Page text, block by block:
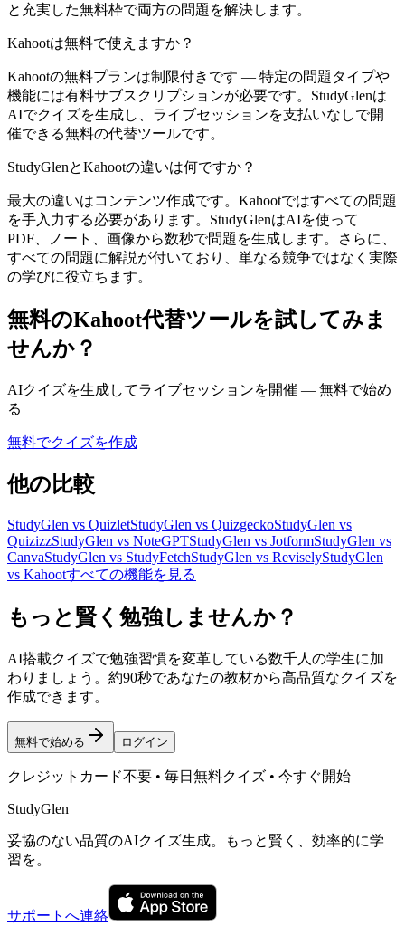
と充実した無料枠で両方の問題を解決します。
Kahootは無料で使えますか？
Kahootの無料プランは制限付きです — 特定の問題タイプや
機能には有料サブスクリプションが必要です。StudyGlenは
AIでクイズを生成し、ライブセッションを支払いなしで開
催できる無料の代替ツールです。
StudyGlenとKahootの違いは何ですか？
最大の違いはコンテンツ作成です。Kahootではすべての問題
を手入力する必要があります。StudyGlenはAIを使って
PDF、ノート、画像から数秒で問題を生成します。さらに、
すべての問題に解説が付いており、単なる競争ではなく実際
の学びに役立ちます。
無料のKahoot代替ツールを試してみま
せんか？
AIクイズを生成してライブセッションを開催 — 無料で始め
る
無料でクイズを作成
他の比較
StudyGlen vs QuizletStudyGlen vs QuizgeckoStudyGlen vs
QuizizzStudyGlen vs NoteGPTStudyGlen vs JotformStudyGlen vs
CanvaStudyGlen vs StudyFetchStudyGlen vs ReviselyStudyGlen
vs Kahootすべての機能を見る
もっと賢く勉強しませんか？
AI搭載クイズで勉強習慣を変革している数千人の学生に加
わりましょう。約90秒であなたの教材から高品質なクイズを
作成できます。
無料で始める ログイン
クレジットカード不要 • 毎日無料クイズ • 今すぐ開始
StudyGlen
妥協のない品質のAIクイズ生成。もっと賢く、効率的に学
習を。
サポートへ連絡